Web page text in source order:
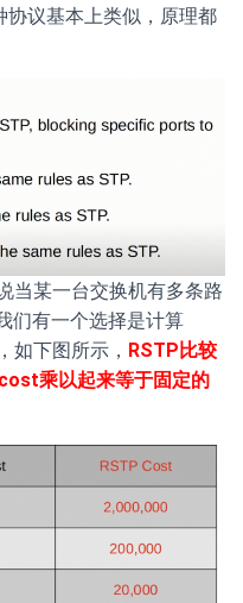
议基本上类似，原理都
当某一台交换机有多条路
们有一个选择是计算
如下图所示， RSTP比较
乘以起来等于固定的